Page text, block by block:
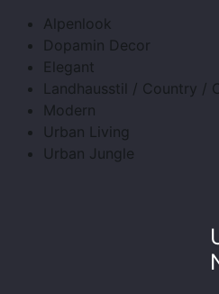
Alpenlook
Dopamin Decor
Elegant
Landhausstil / Country /
Modern
Urban Living
Urban Jungle